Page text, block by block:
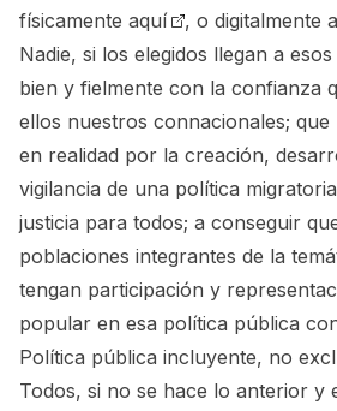
físicamente aquí , o digitalmente
Nadie, si los elegidos llegan a
bien y fielmente con la confianza
ellos nuestros connacionales;
en realidad por la creación,
vigilancia de una política
justicia para todos; a conseguir
poblaciones integrantes de la
tengan participación y
popular en esa política pública
Política pública incluyente, no
Todos, si no se hace lo anterior y